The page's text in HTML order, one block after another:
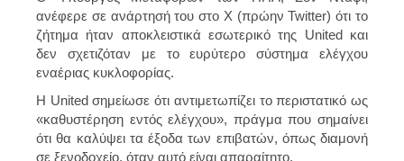
ανέφερε σε ανάρτησή του στο X (πρώην Twitter) ότι το
ζήτημα ήταν αποκλειστικά εσωτερικό της Unitedκαι
δεν σχετιζόταν με το ευρύτερο σύστημα ελέγχου
εναέριας κυκλοφορίας.
Η United σημείωσε ότι αντιμετωπίζει το περιστατικό ως
«καθυστέρηση εντός ελέγχου», πράγμα που σημαίνει
ότι θα καλύψει τα έξοδα των επιβατών, όπως διαμονή
σε ξενοδοχείο, όταν αυτό είναι απαραίτητο.